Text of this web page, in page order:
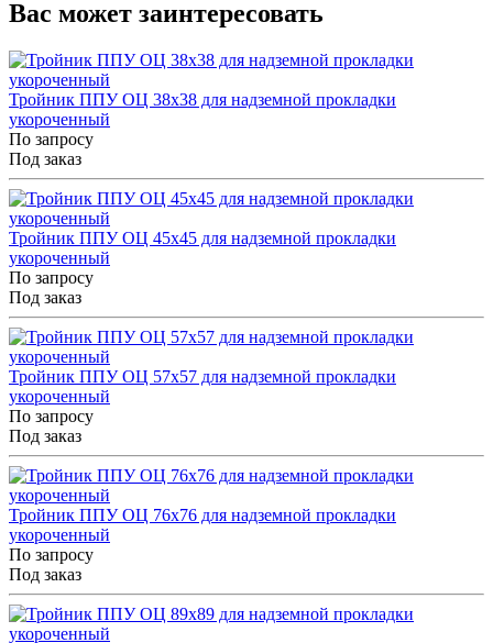
Вас может заинтересовать
Тройник ППУ ОЦ 38x38 для надземной прокладки
укороченный
По запросу
Под заказ
Тройник ППУ ОЦ 45x45 для надземной прокладки
укороченный
По запросу
Под заказ
Тройник ППУ ОЦ 57x57 для надземной прокладки
укороченный
По запросу
Под заказ
Тройник ППУ ОЦ 76x76 для надземной прокладки
укороченный
По запросу
Под заказ